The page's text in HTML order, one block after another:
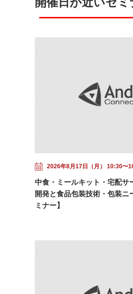
2026年8月17日（月） 10:30〜
中食・ミールキット・宅配サ
開発と食品包装技術・包装ニ
ミナー】